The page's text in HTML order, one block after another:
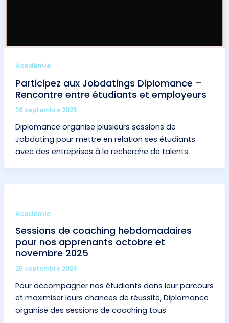
Académie
Participez aux Jobdatings Diplomance –
Rencontre entre étudiants et employeurs
26 septembre 2025
Diplomance organise plusieurs sessions de
Jobdating pour mettre en relation ses étudiants
avec des entreprises à la recherche de talents
Académie
Sessions de coaching hebdomadaires
pour nos apprenants octobre et
novembre 2025
25 septembre 2025
Pour accompagner nos étudiants dans leur parcours
et maximiser leurs chances de réussite, Diplomance
organise des sessions de coaching tous